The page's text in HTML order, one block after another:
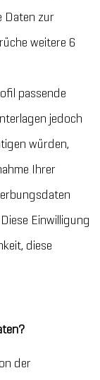
Daten zur
weitere 6
passende
jedoch
würden,
Ihrer
Einwilligung
diese
der